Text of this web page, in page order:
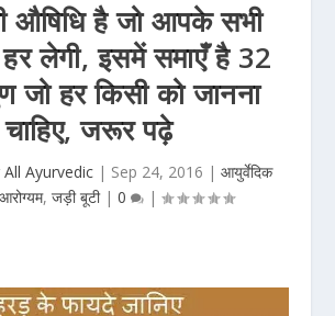
औषिधि है जो आपके सभी
लेगी, इसमें समाएँ है 32
जो हर किसी को जानना
चाहिए, जरूर पढ़े
All Ayurvedic| Sep 24, 2016 | आयुर्वेदिक
आरोग्यम, जड़ी बूटी| 0 |